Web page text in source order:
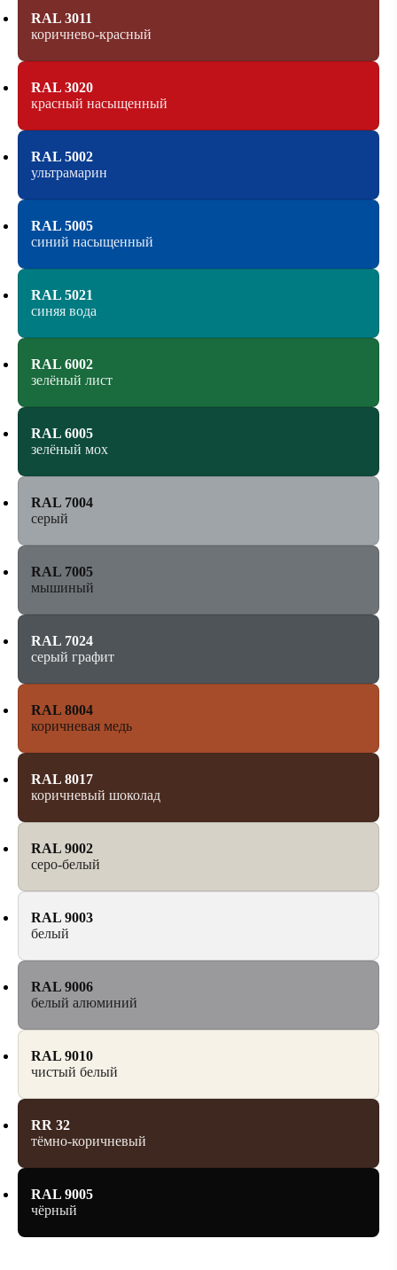
RAL 3011
коричнево-красный
RAL 3020
красный насыщенный
RAL 5002
ультрамарин
RAL 5005
синий насыщенный
RAL 5021
синяя вода
RAL 6002
зелёный лист
RAL 6005
зелёный мох
RAL 7004
серый
RAL 7005
мышиный
RAL 7024
серый графит
RAL 8004
коричневая медь
RAL 8017
коричневый шоколад
RAL 9002
серо-белый
RAL 9003
белый
RAL 9006
белый алюминий
RAL 9010
чистый белый
RR 32
тёмно-коричневый
RAL 9005
чёрный